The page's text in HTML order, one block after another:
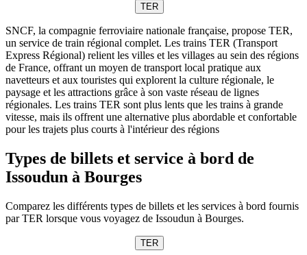
TER
SNCF, la compagnie ferroviaire nationale française, propose TER,
un service de train régional complet. Les trains TER (Transport
Express Régional) relient les villes et les villages au sein des régions
de France, offrant un moyen de transport local pratique aux
navetteurs et aux touristes qui explorent la culture régionale, le
paysage et les attractions grâce à son vaste réseau de lignes
régionales. Les trains TER sont plus lents que les trains à grande
vitesse, mais ils offrent une alternative plus abordable et confortable
pour les trajets plus courts à l'intérieur des régions
Types de billets et service à bord de
Issoudun à Bourges
Comparez les différents types de billets et les services à bord fournis
par TER lorsque vous voyagez de Issoudun à Bourges.
TER